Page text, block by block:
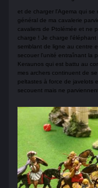
et de charger l'Agema qui se
général de ma cavalerie
cavaliers de Ptolémée et ne
charge ! Je charge
semblant de ligne au centre
secouer l'unité entraînant la
Keraunos qui est battu au
mes archers continuent de
peltastes à force de javelots
secouent mais ne